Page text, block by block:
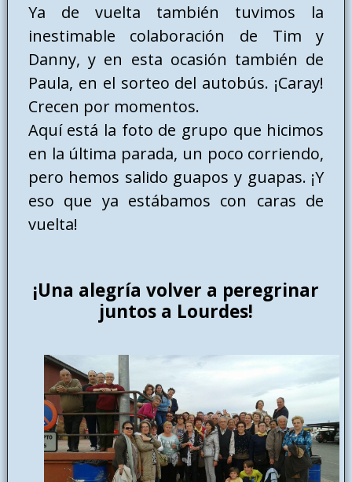
Ya de vuelta también tuvimos la
inestimable colaboración de Tim y
Danny, y en esta ocasión también de
Paula, en el sorteo del autobús. ¡Caray!
Crecen por momentos.
Aquí está la foto de grupo que hicimos
en la última parada, un poco corriendo,
pero hemos salido guapos y guapas. ¡Y
eso que ya estábamos con caras de
vuelta!
¡Una alegría volver a peregrinar
juntos a Lourdes!